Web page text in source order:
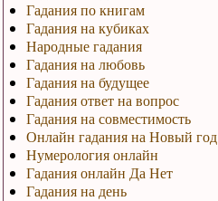
Гадания по книгам
Гадания на кубиках
Народные гадания
Гадания на любовь
Гадания на будущее
Гадания ответ на вопрос
Гадания на совместимость
Онлайн гадания на Новый
Нумерология онлайн
Гадания онлайн Да Нет
Гадания на день